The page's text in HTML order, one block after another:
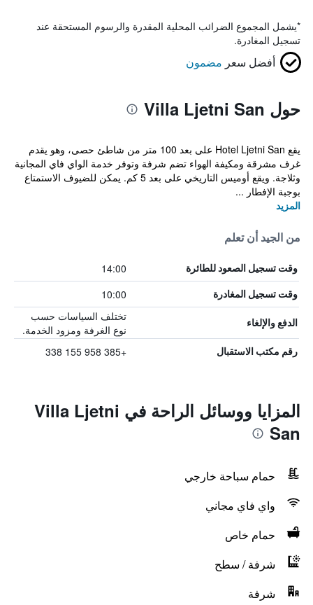
*يشمل المجموع الضرائب المحلية المقدرة والرسوم المستحقة عند
تسجيل المغادرة.
أفضل سعر مضمون
حول Villa Ljetni San
يقع Hotel Ljetni San على بعد 100 متر من شاطئ حصى، وهو يقدم
غرف مشرقة ومكيفة الهواء تضم شرفة وتوفر خدمة الواي فاي المجانية
وثلاجة. ويقع أوميس التاريخي على بعد 5 كم. يمكن للضيوف الاستمتاع
بوجبة الإفطار ...
المزيد
من الجيد أن تعلم
وقت تسجيل الصعود للطائرة 14:00
وقت تسجيل المغادرة 10:00
الدفع والإلغاء
تختلف السياسات حسب
نوع الغرفة ومزود الخدمة.
رقم مكتب الاستقبال +385 958 155 338
المزايا ووسائل الراحة في Villa Ljetni
San
حمام سباحة خارجي
واي فاي مجاني
حمام خاص
شرفة / سطح
شرفة